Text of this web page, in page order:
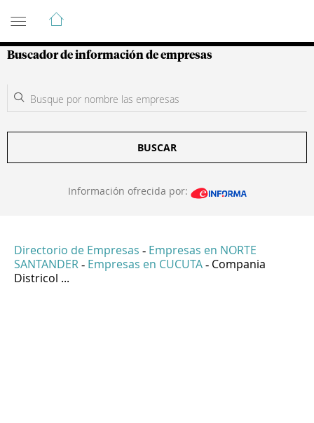
Guía de Empresas Colombianas
Buscador de información de empresas
BUSCAR
Información ofrecida por:
Directorio de Empresas - Empresas en NORTE
SANTANDER - Empresas en CUCUTA - Compania
Districol ...